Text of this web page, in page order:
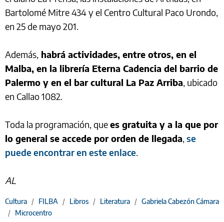
Bartolomé Mitre 434 y el Centro Cultural Paco Urondo,
en 25 de mayo 201.
Además, habrá actividades, entre otros, en el
Malba, en la librería Eterna Cadencia del barrio de
Palermo y en el bar cultural La Paz Arriba, ubicado
en Callao 1082.
Toda la programación, quees gratuita y a la que por
lo general se accede por orden de llegada, se
puede encontrar en este enlace.
AL
Cultura / FILBA / Libros / Literatura / Gabriela Cabezón Cámara
/
Microcentro